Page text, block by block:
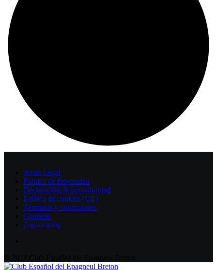
Aviso Legal
Política de Privacidad
Declaración de accesibilidad
Política de cookies (UE)
Términos y condiciones
Contacto
Zona socios